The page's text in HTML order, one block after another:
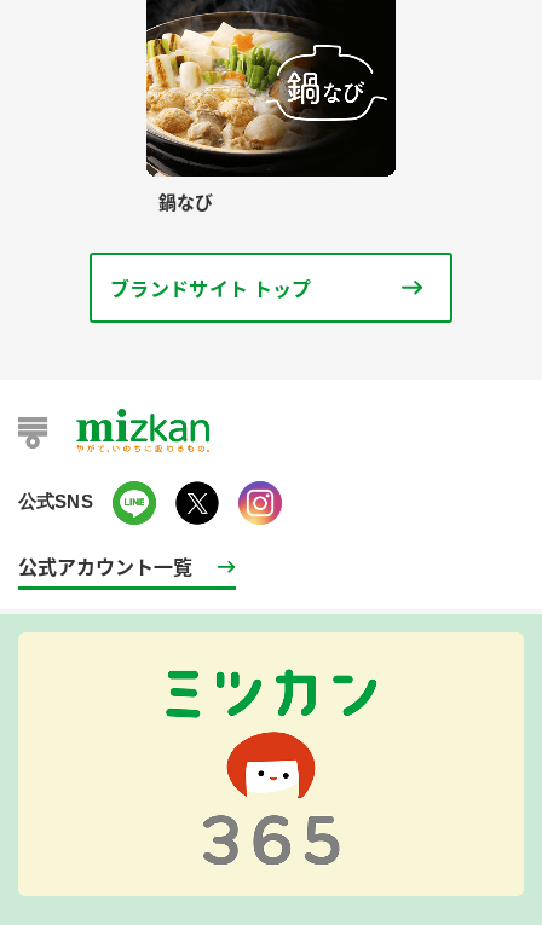
鍋なび
ブランドサイト トップ
公式SNS
公式アカウント一覧